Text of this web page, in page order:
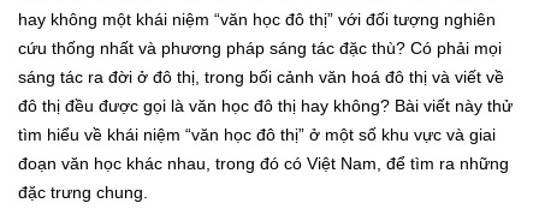
hay không một khái niệm “văn học đô thị” với đối tượng nghiên
cứu thống nhất và phương pháp sáng tác đặc thù? Có phải mọi
sáng tác ra đời ở đô thị, trong bối cảnh văn hoá đô thị và viết về
đô thị đều được gọi là văn học đô thị hay không? Bài viết này thử
tìm hiểu về khái niệm “văn học đô thị” ở một số khu vực và giai
đoạn văn học khác nhau, trong đó có Việt Nam, để tìm ra những
đặc trưng chung.